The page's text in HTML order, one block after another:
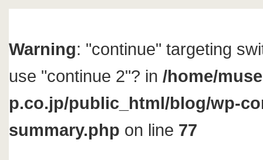
Warning: "continue" targeting
use "continue 2"? in /home/
p.co.jp/public_html/blog/wp-
summary.php on line 77